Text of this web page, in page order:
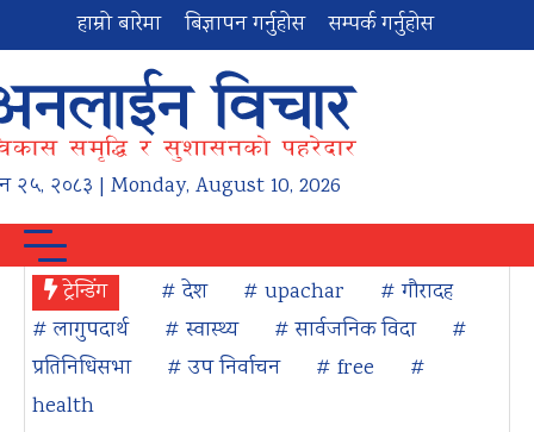
हाम्रो बारेमा बिज्ञापन गर्नुहोस सम्पर्क गर्नुहोस
२५, २०८३ | Monday, August 10, 2026
ट्रेन्डिंग # देश # upachar
# गौरादह
# लागुपदार्थ
# स्वास्थ्य # सार्वजनिक विदा
#
प्रतिनिधिसभा
# उप निर्वाचन # free
#
health